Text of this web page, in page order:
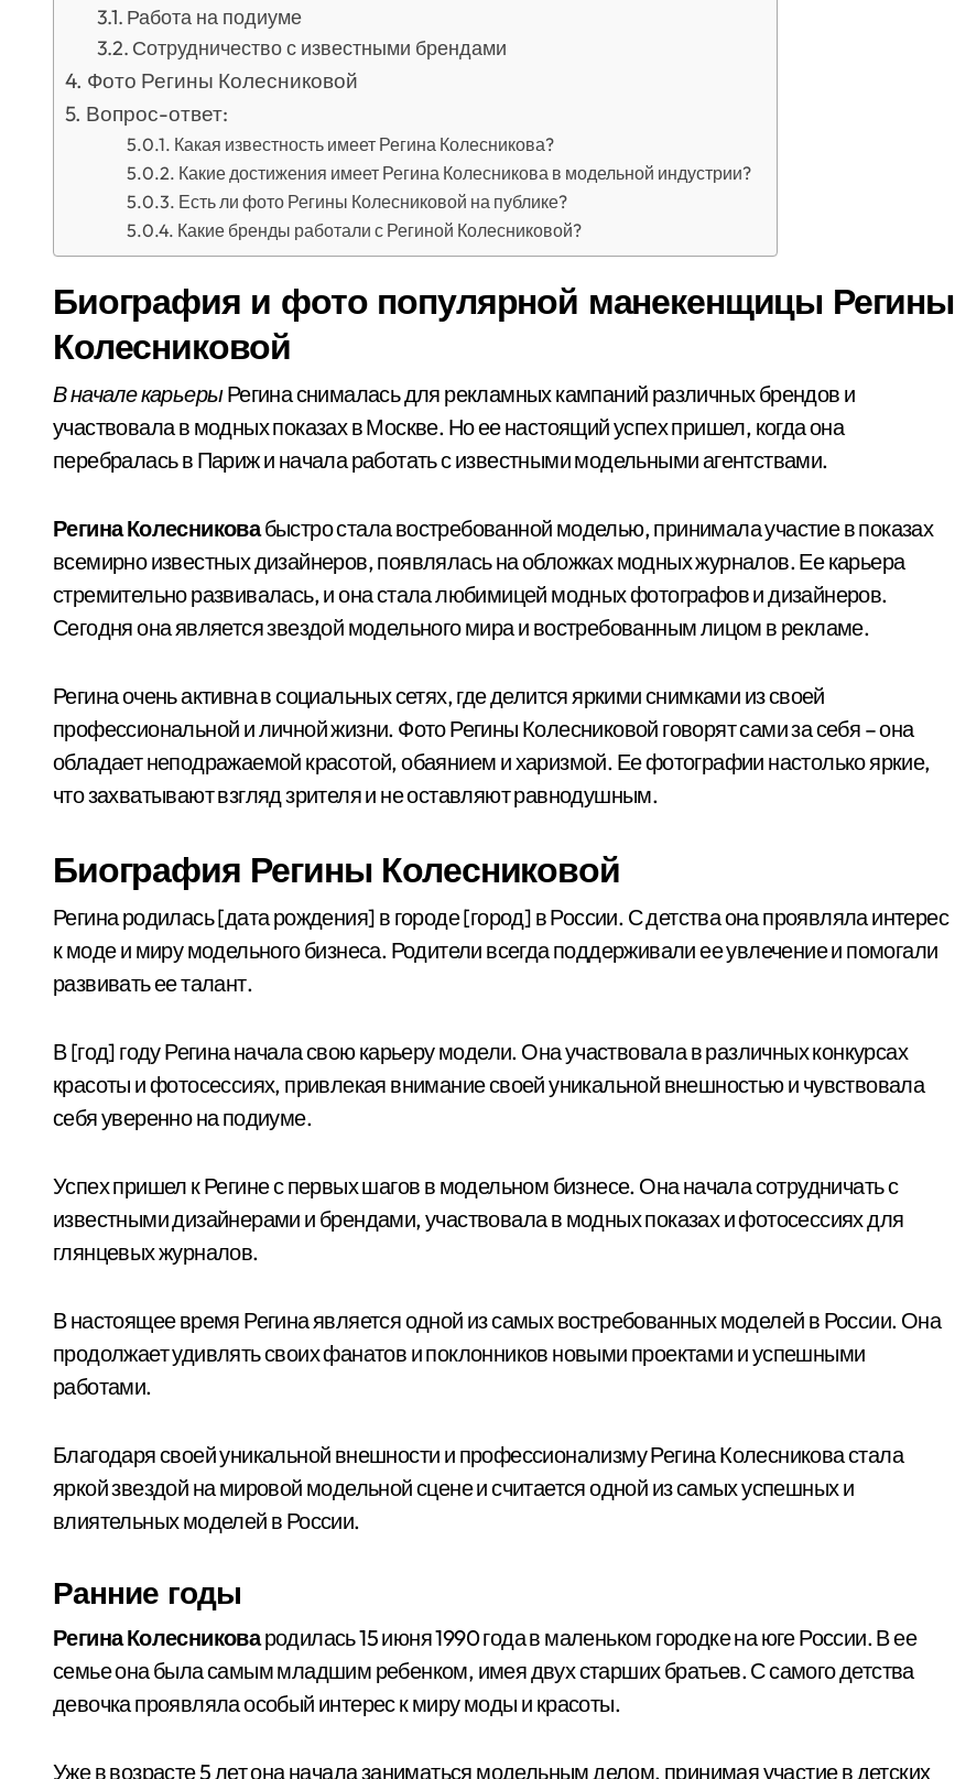
Работа на подиуме
Сотрудничество с известными брендами
Фото Регины Колесниковой
Вопрос-ответ:
Какая известность имеет Регина Колесникова?
Какие достижения имеет Регина Колесникова в модельной индустрии?
Есть ли фото Регины Колесниковой на публике?
Какие бренды работали с Региной Колесниковой?
Биография и фото популярной манекенщицы Регины
Колесниковой
В начале карьерыРегина снималась для рекламных кампаний различных брендов и
участвовала в модных показах в Москве. Но ее настоящий успех пришел, когда она
перебралась в Париж и начала работать с известными модельными агентствами.
Регина Колесниковабыстро стала востребованной моделью, принимала участие в показах
всемирно известных дизайнеров, появлялась на обложках модных журналов. Ее карьера
стремительно развивалась, и она стала любимицей модных фотографов и дизайнеров.
Сегодня она является звездой модельного мира и востребованным лицом в рекламе.
Регина очень активна в социальных сетях, где делится яркими снимками из своей
профессиональной и личной жизни. Фото Регины Колесниковой говорят сами за себя – она
обладает неподражаемой красотой, обаянием и харизмой. Ее фотографии настолько яркие,
что захватывают взгляд зрителя и не оставляют равнодушным.
Биография Регины Колесниковой
Регина родилась [дата рождения] в городе [город] в России. С детства она проявляла интерес
к моде и миру модельного бизнеса. Родители всегда поддерживали ее увлечение и помогали
развивать ее талант.
В [год] году Регина начала свою карьеру модели. Она участвовала в различных конкурсах
красоты и фотосессиях, привлекая внимание своей уникальной внешностью и чувствовала
себя уверенно на подиуме.
Успех пришел к Регине с первых шагов в модельном бизнесе. Она начала сотрудничать с
известными дизайнерами и брендами, участвовала в модных показах и фотосессиях для
глянцевых журналов.
В настоящее время Регина является одной из самых востребованных моделей в России. Она
продолжает удивлять своих фанатов и поклонников новыми проектами и успешными
работами.
Благодаря своей уникальной внешности и профессионализму Регина Колесникова стала
яркой звездой на мировой модельной сцене и считается одной из самых успешных и
влиятельных моделей в России.
Ранние годы
Регина Колесниковародилась 15 июня 1990 года в маленьком городке на юге России. В ее
семье она была самым младшим ребенком, имея двух старших братьев. С самого детства
девочка проявляла особый интерес к миру моды и красоты.
Уже в возрасте 5 лет она начала заниматься модельным делом, принимая участие в детских